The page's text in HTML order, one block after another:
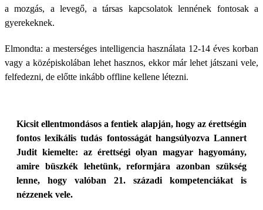
a mozgás, a levegő, a társas kapcsolatok lennének fontosak a
gyerekeknek.
Elmondta: a mesterséges intelligencia használata 12-14 éves korban
vagy a középiskolában lehet hasznos, ekkor már lehet játszani vele,
felfedezni, de előtte inkább offline kellene létezni.
Kicsit ellentmondásos a fentiek alapján, hogy az érettségin
fontos lexikális tudás fontosságát hangsúlyozva Lannert
Judit kiemelte: az érettségi olyan magyar hagyomány,
amire büszkék lehetünk, reformjára azonban szükség
lenne, hogy valóban 21. századi kompetenciákat is
nézzenek vele.